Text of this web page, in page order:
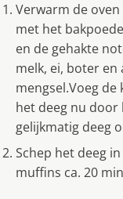
Verwarm de oven
met het
en de gehakte
melk, ei, boter
mengsel.Voeg
het deeg nu door
gelijkmatig deeg
Schep het deeg
muffins ca. 20